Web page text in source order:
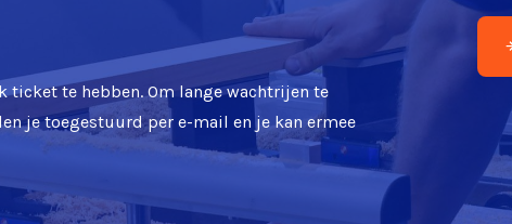
te hebben. Om lange wachtrijen te
je toegestuurd per e-mail en je kan ermee